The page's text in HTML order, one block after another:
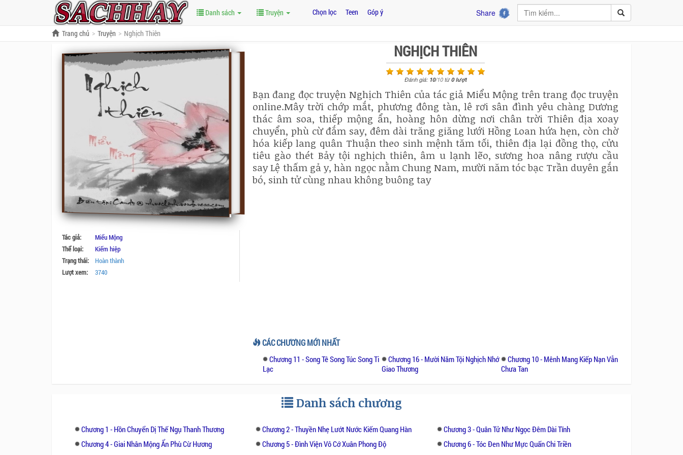
Danh sách Truyện Chọn lọc Teen Góp ý Share
Trang chủ Truyện Nghịch Thiên
Tác giả:
Miểu Mộng
Thể loại:
Kiếm hiệp
Trạng thái:
Hoàn thành
Lượt xem:
3740
NGHỊCH THIÊN
Đánh giá: 10/10từ0lượt
Bạn đang đọc truyện Nghịch Thiên của tác giả Miểu Mộng trên trang đọc truyện
online.Mây trời chớp mắt, phương đông tàn, lê rơi sân đình yêu chàng Dương
thác âm soa, thiếp mộng ẩn, hoàng hôn dừng nơi chân trời Thiên địa xoay
chuyển, phù cừ đắm say, đêm dài trăng giăng lưới Hồng Loan hứa hẹn, còn chờ
hóa kiếp lang quân Thuận theo sinh mệnh tăm tối, thiên địa lại đồng thọ, cửu
tiêu gào thét Bảy tội nghịch thiên, âm u lạnh lẽo, sương hoa nâng rượu cầu
say Lệ thấm gả y, hàn ngọc nằm Chung Nam, mười năm tóc bạc Trần duyên gắn
bó, sinh tử cùng nhau không buông tay
CÁC CHƯƠNG MỚI NHẤT
Chương 11 - Song Tê Song Túc Song Ti
Lạc
Chương 16 - Mười Năm Tội Nghịch Nhớ
Giao Thương
Chương 10 - Mênh Mang Kiếp Nạn Vẫn
Chưa Tan
Danh sách chương
Chương 1 - Hồn Chuyển Dị Thế Ngụ Thanh Thương Chương 2 - Thuyền Nhẹ Lướt Nước Kiếm Quang Hàn
Chương 3 - Quân Tử Như Ngọc Đêm Dài Tĩnh
Chương 4 - Giai Nhân Mộng Ẩn Phù Cừ Hương
Chương 5 - Đình Viện Vô Cớ Xuân Phong Độ
Chương 6 - Tóc Đen Như Mực Quấn Chi Triền